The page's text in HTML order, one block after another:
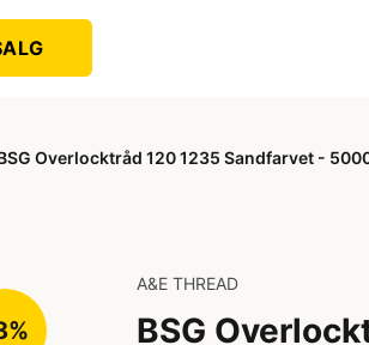
Overlocktråd 120 1235 Sandfarvet -
A&E THREAD
BSG